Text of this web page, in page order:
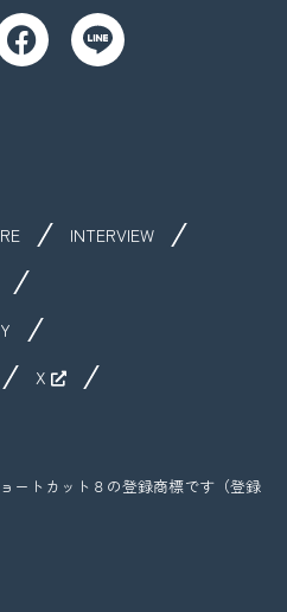
INTERVIEW
X
ートカット８の登録商標です（登録